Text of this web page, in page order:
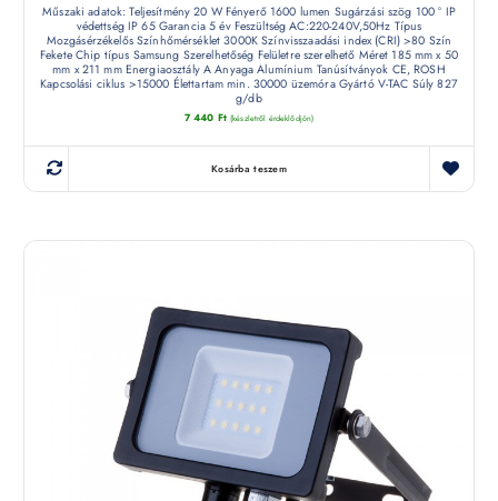
Műszaki adatok: Teljesítmény 20 W Fényerő 1600 lumen Sugárzási szög 100 ° IP
védettség IP 65 Garancia 5 év Feszültség AC:220-240V,50Hz Típus
Mozgásérzékelős Színhőmérséklet 3000K Színvisszaadási index (CRI) >80 Szín
Fekete Chip típus Samsung Szerelhetőség Felületre szerelhető Méret 185 mm x 50
mm x 211 mm Energiaosztály A Anyaga Alumínium Tanúsítványok CE, ROSH
Kapcsolási ciklus >15000 Élettartam min. 30000 üzemóra Gyártó V-TAC Súly 827
g/db
7 440 Ft (készletről érdeklődjön)
Kosárba teszem